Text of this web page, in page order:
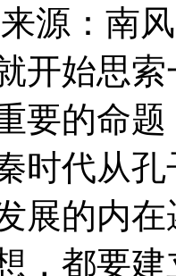
来源：南
开始思
要的命
时代从
展的内
，都要